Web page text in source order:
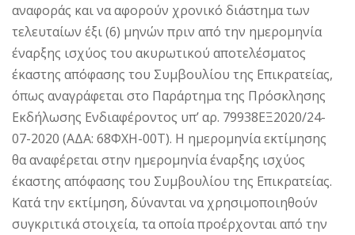
αναφοράς και να αφορούν χρονικό διάστημα των
τελευταίων έξι (6) μηνών πριν από την ημερομηνία
έναρξης ισχύος του ακυρωτικού αποτελέσματος
έκαστης απόφασης του Συμβουλίου της Επικρατείας,
όπως αναγράφεται στο Παράρτημα της Πρόσκλησης
Εκδήλωσης Ενδιαφέροντος υπ’ αρ. 79938ΕΞ2020/24-
07-2020 (ΑΔΑ: 68ΦΧΗ-00Τ). Η ημερομηνία εκτίμησης
θα αναφέρεται στην ημερομηνία έναρξης ισχύος
έκαστης απόφασης του Συμβουλίου της Επικρατείας.
Κατά την εκτίμηση, δύνανται να χρησιμοποιηθούν
συγκριτικά στοιχεία, τα οποία προέρχονται από την